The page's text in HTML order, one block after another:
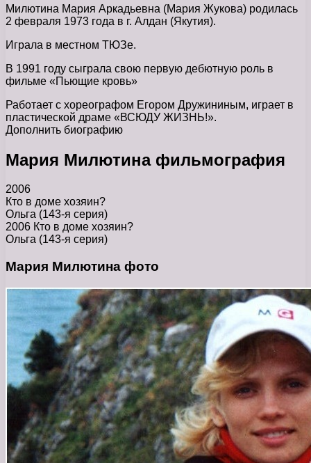
Милютина Мария Аркадьевна (Мария Жукова) родилась
2 февраля 1973 года в г. Алдан (Якутия).
Играла в местном ТЮЗе.
В 1991 году сыграла свою первую дебютную роль в
фильме «Пьющие кровь»
Работает с хореографом Егором Дружининым, играет в
пластической драме «ВСЮДУ ЖИЗНЬ!».
Дополнить биографию
Мария Милютина фильмография
2006
Кто в доме хозяин?
Ольга (143-я серия)
2006 Кто в доме хозяин?
Ольга (143-я серия)
Мария Милютина фото